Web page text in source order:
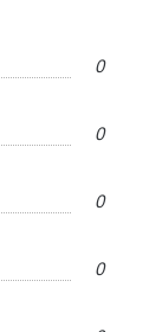
0
0
0
0